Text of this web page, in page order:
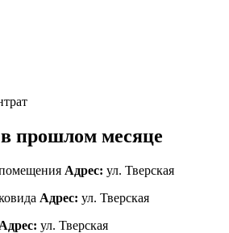
прошлом месяце
Адрес: ул. Тверская
Адрес: ул. Тверская
Адрес: ул. Тверская